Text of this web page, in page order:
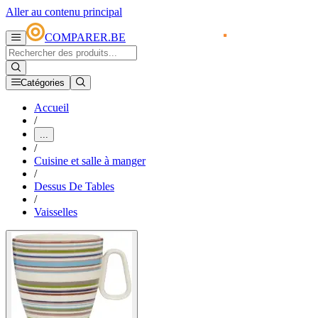
Aller au contenu principal
COMPARER.BE
Catégories
Accueil
/
...
/
Cuisine et salle à manger
/
Dessus De Tables
/
Vaisselles